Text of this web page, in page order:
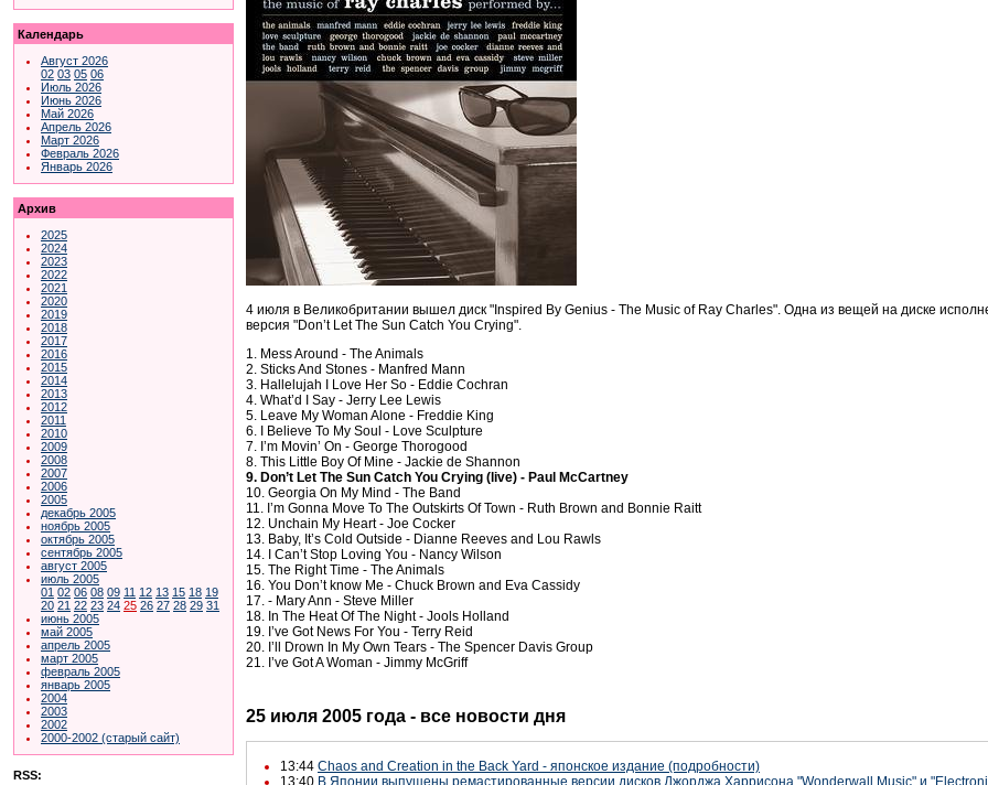
Календарь
Август 2026
02 03 05 06
Июль 2026
Июнь 2026
Май 2026
Апрель 2026
Март 2026
Февраль 2026
Январь 2026
Архив
2025
2024
2023
2022
2021
2020
2019
2018
2017
2016
2015
2014
2013
2012
2011
2010
2009
2008
2007
2006
2005
декабрь 2005
ноябрь 2005
октябрь 2005
сентябрь 2005
август 2005
июль 2005
01 02 06 08 09 11 12 13 15 18 19
20 21 22 23 24 25 26 27 28 29 31
июнь 2005
май 2005
апрель 2005
март 2005
февраль 2005
январь 2005
2004
2003
2002
2000-2002 (старый сайт)
RSS:
4 июля в Великобритании вышел диск "Inspired By Genius - The Music of Ray Charles". Одна из вещей на диске
версия "Don’t Let The Sun Catch You Crying".
1. Mess Around - The Animals
2. Sticks And Stones - Manfred Mann
3. Hallelujah I Love Her So - Eddie Cochran
4. What’d I Say - Jerry Lee Lewis
5. Leave My Woman Alone - Freddie King
6. I Believe To My Soul - Love Sculpture
7. I’m Movin’ On - George Thorogood
8. This Little Boy Of Mine - Jackie de Shannon
9. Don’t Let The Sun Catch You Crying (live) - Paul McCartney
10. Georgia On My Mind - The Band
11. I’m Gonna Move To The Outskirts Of Town - Ruth Brown and Bonnie Raitt
12. Unchain My Heart - Joe Cocker
13. Baby, It’s Cold Outside - Dianne Reeves and Lou Rawls
14. I Can’t Stop Loving You - Nancy Wilson
15. The Right Time - The Animals
16. You Don’t know Me - Chuck Brown and Eva Cassidy
17. - Mary Ann - Steve Miller
18. In The Heat Of The Night - Jools Holland
19. I’ve Got News For You - Terry Reid
20. I’ll Drown In My Own Tears - The Spencer Davis Group
21. I’ve Got A Woman - Jimmy McGriff
25 июля 2005 года - все новости дня
13:44 Chaos and Creation in the Back Yard - японское издание (подробности)